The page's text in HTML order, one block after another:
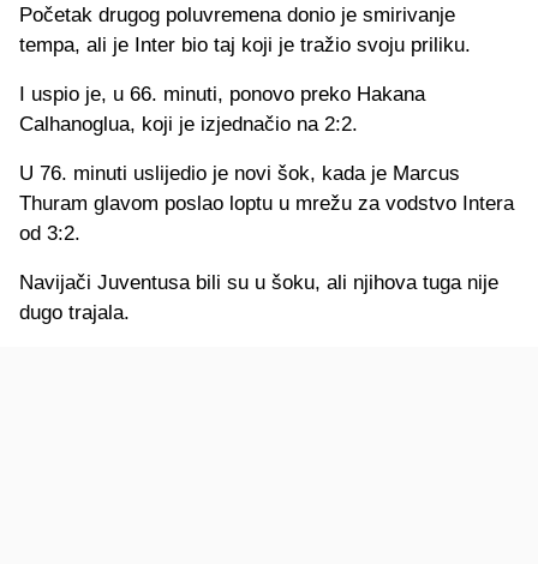
Početak drugog poluvremena donio je smirivanje
tempa, ali je Inter bio taj koji je tražio svoju priliku.
I uspio je, u 66. minuti, ponovo preko Hakana
Calhanoglua, koji je izjednačio na 2:2.
U 76. minuti uslijedio je novi šok, kada je Marcus
Thuram glavom poslao loptu u mrežu za vodstvo Intera
od 3:2.
Navijači Juventusa bili su u šoku, ali njihova tuga nije
dugo trajala.